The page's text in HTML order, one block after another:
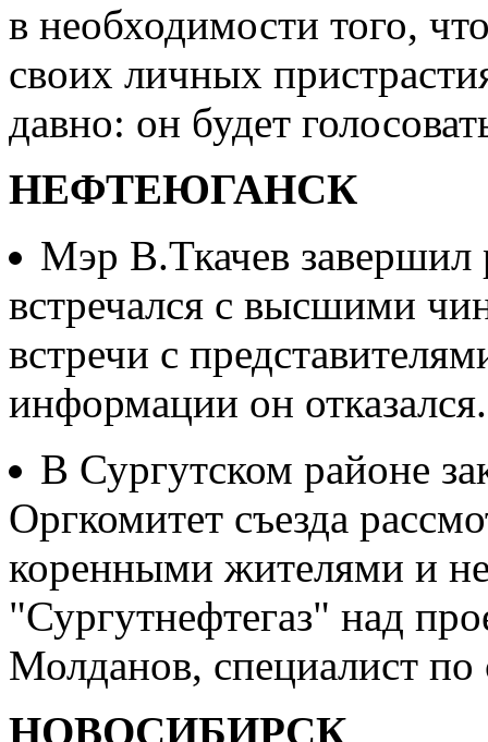
в необходимости того,
своих личных
давно: он будет
НЕФТЕЮГАНСК
Мэр В.Ткачев завершил
встречался с высшими
встречи с
информации он отказался.
В Сургутском районе
Оргкомитет съезда
коренными жителями и
"Сургутнефтегаз" над
Молданов, специалист
НОВОСИБИРСК